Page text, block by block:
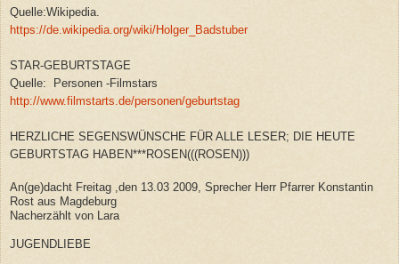
Quelle:Wikipedia.
https://de.wikipedia.org/wiki/Holger_Badstuber
STAR-GEBURTSTAGE
Quelle: Personen -Filmstars
http://www.filmstarts.de/personen/geburtstag
HERZLICHE SEGENSWÜNSCHE FÜR ALLE LESER; DIE HEUTE
GEBURTSTAG HABEN***ROSEN(((ROSEN)))
An(ge)dacht Freitag ,den 13.03 2009, Sprecher Herr Pfarrer Konstantin
Rost aus Magdeburg
Nacherzählt von Lara
JUGENDLIEBE